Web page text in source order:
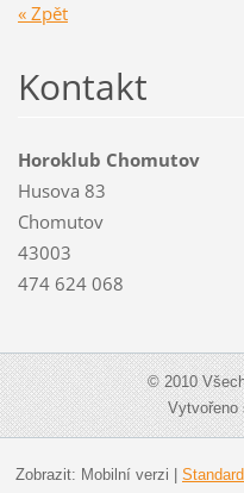
« Zpět
Kontakt
Horoklub Chomutov
Husova 83
Chomutov
43003
474 624 068
© 2010
Zobrazit: Mobilní verzi |